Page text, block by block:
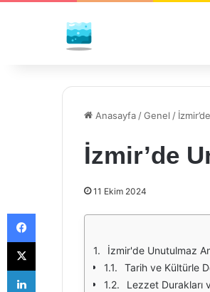
Anasayfa /Genel /
İzmir’de
11 Ekim 2024
İzmir'de Unutulmaz
Tarih ve Kültürle
Lezzet Durakları
Facebook
X
LinkedIn